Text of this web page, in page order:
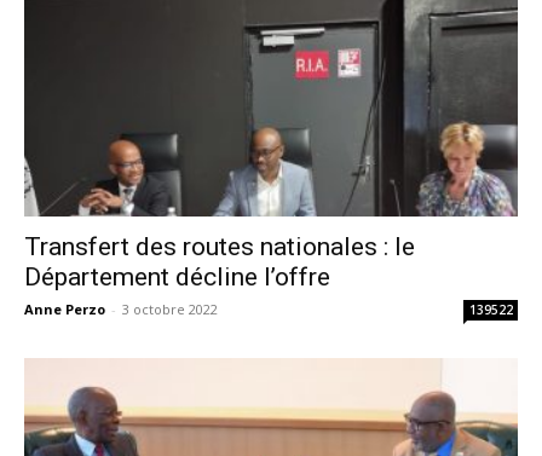
Transfert des routes nationales : le
Département décline l’offre
Anne Perzo - 3 octobre 2022 139522